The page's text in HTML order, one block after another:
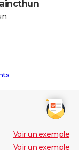
Voir un exemple
Voir un exemple